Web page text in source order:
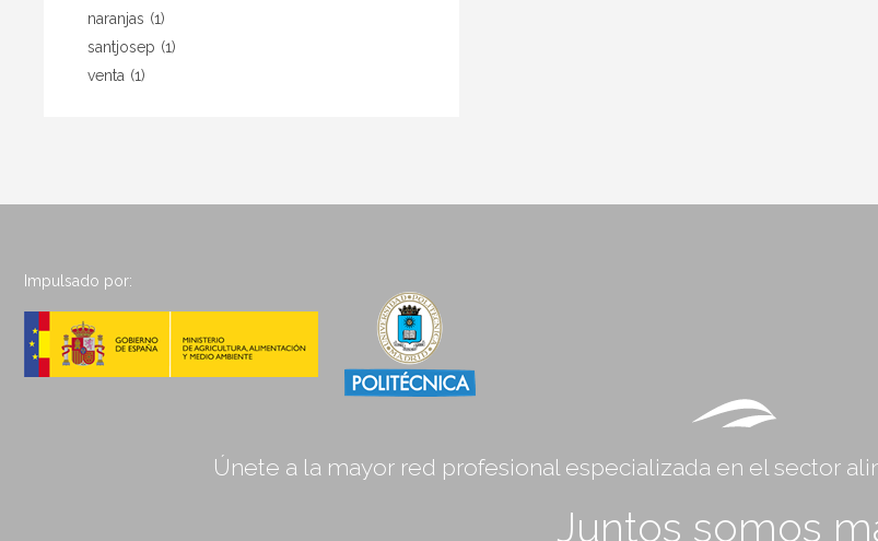
naranjas (1)
santjosep (1)
venta (1)
Impulsado por:
Únete a la mayor red profesional especializada en el sector
Juntos somos